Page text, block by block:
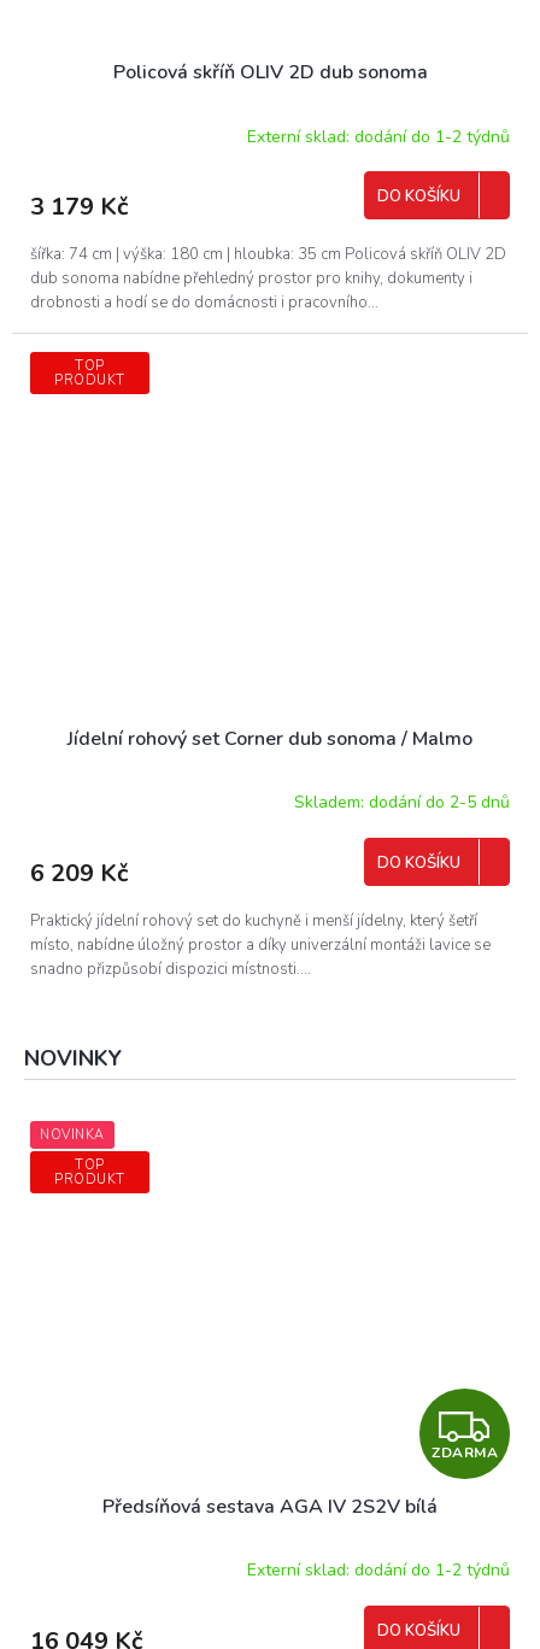
Policová skříň OLIV 2D dub sonoma
Externí sklad: dodání do 1-2 týdnů
3 179 Kč DO KOŠÍKU
šířka: 74 cm | výška: 180 cm | hloubka: 35 cm Policová skříň OLIV 2D
dub sonoma nabídne přehledný prostor pro knihy, dokumenty i
drobnosti a hodí se do domácnosti i pracovního...
TOP
PRODUKT
Jídelní rohový set Corner dub sonoma / Malmo
Skladem: dodání do 2-5 dnů
6 209 Kč DO KOŠÍKU
Praktický jídelní rohový set do kuchyně i menší jídelny, který šetří
místo, nabídne úložný prostor a díky univerzální montáži lavice se
snadno přizpůsobí dispozici místnosti....
NOVINKY
NOVINKA
TOP
PRODUKT
Z
D
R
ZDARMA
Předsíňová sestava AGA IV 2S2V bílá
Externí sklad: dodání do 1-2 týdnů
16 049 Kč DO KOŠÍKU